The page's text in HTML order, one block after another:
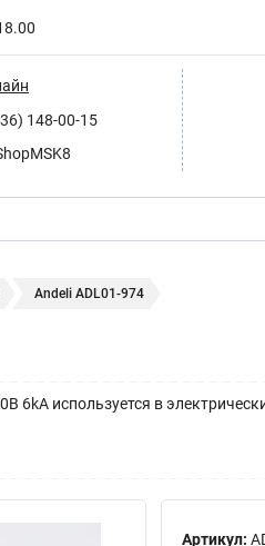
148-00-15
Andeli ADL01-974
6kA используется в
Артикул: